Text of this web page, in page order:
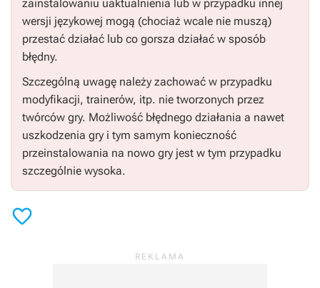
zainstalowaniu uaktualnienia lub w przypadku innej
wersji językowej mogą (chociaż wcale nie muszą)
przestać działać lub co gorsza działać w sposób
błędny.
Szczególną uwagę należy zachować w przypadku
modyfikacji, trainerów, itp. nie tworzonych przez
twórców gry. Możliwość błędnego działania a nawet
uszkodzenia gry i tym samym konieczność
przeinstalowania na nowo gry jest w tym przypadku
szczególnie wysoka.
